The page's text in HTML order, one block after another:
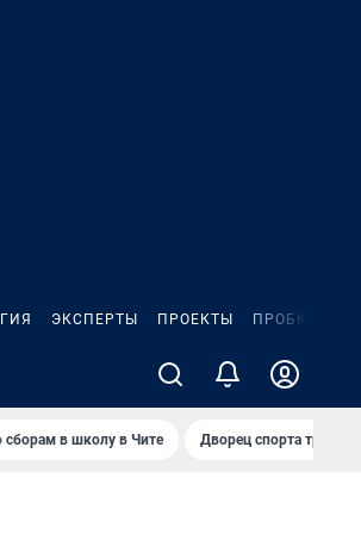
ЭКСПЕРТЫ ПРОЕКТЫ ПРОБКИ
сборам в школу в Чите Дворец спорта